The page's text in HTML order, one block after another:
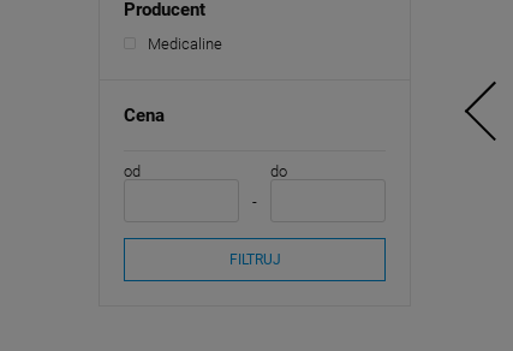
Producent
Medicaline
Cena
od do
FILTRUJ